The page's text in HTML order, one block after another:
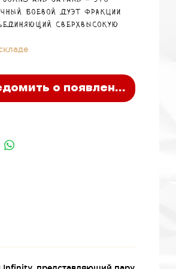
боевой дуэт фракции
сверхвысокую
бой.
о появлении